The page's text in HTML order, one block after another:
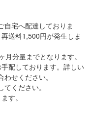
自宅へ配達しておりま
送料1,500円が発生しま
月分量までとなります。
配しております。詳しい
せください。
ください。
す。